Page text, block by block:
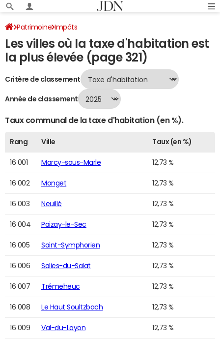
Patrimoine Impôts
Villes où la taxe d'habitation est la plus élevée Page 321
Les villes où la taxe d'habitation est
la plus élevée (page 321)
Critère de classement
Année de classement
Taux communal de la taxe d'habitation (en %).
Rang Ville Taux (en %)
16 001 Marcy-sous-Marle 12,73 %
16 002 Monget 12,73 %
16 003 Neuillé 12,73 %
16 004 Paizay-le-Sec 12,73 %
16 005 Saint-Symphorien 12,73 %
16 006 Salies-du-Salat 12,73 %
16 007 Trémeheuc 12,73 %
16 008 Le Haut Soultzbach 12,73 %
16 009 Val-du-Layon 12,73 %